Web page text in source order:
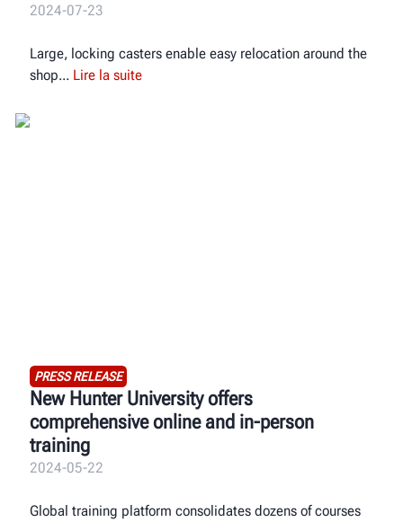
2024-07-23
Large, locking casters enable easy relocation around the
shop
Lire la suite
PRESS RELEASE
New Hunter University offers
comprehensive online and in-person
training
2024-05-22
Global training platform consolidates dozens of courses